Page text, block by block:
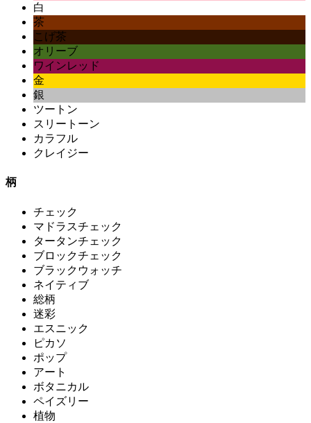
白
茶
こげ茶
オリーブ
ワインレッド
金
銀
ツートン
スリートーン
カラフル
クレイジー
柄
チェック
マドラスチェック
タータンチェック
ブロックチェック
ブラックウォッチ
ネイティブ
総柄
迷彩
エスニック
ピカソ
ポップ
アート
ボタニカル
ペイズリー
植物